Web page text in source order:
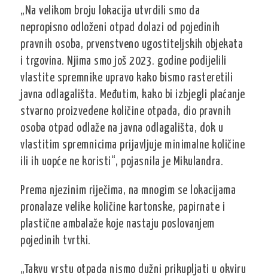
„Na velikom broju lokacija utvrdili smo da
nepropisno odloženi otpad dolazi od pojedinih
pravnih osoba, prvenstveno ugostiteljskih objekata
i trgovina. Njima smo još 2023. godine podijelili
vlastite spremnike upravo kako bismo rasteretili
javna odlagališta. Međutim, kako bi izbjegli plaćanje
stvarno proizvedene količine otpada, dio pravnih
osoba otpad odlaže na javna odlagališta, dok u
vlastitim spremnicima prijavljuje minimalne količine
ili ih uopće ne koristi“, pojasnila je Mikulandra.
Prema njezinim riječima, na mnogim se lokacijama
pronalaze velike količine kartonske, papirnate i
plastične ambalaže koje nastaju poslovanjem
pojedinih tvrtki.
„Takvu vrstu otpada nismo dužni prikupljati u okviru